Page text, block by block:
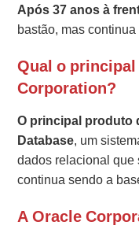
Após 37 anos à
bastão, mas
Qual o
Corporation?
O principal produto
Database, um
dados relacional
continua sendo a
A Oracle